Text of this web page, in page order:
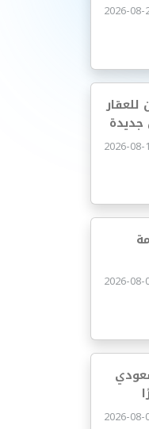
2026-08-
2026-08-
2026-08-
2026-08-